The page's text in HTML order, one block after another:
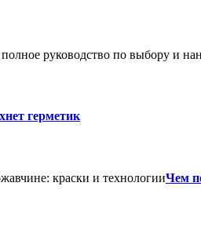
герметик
Чем